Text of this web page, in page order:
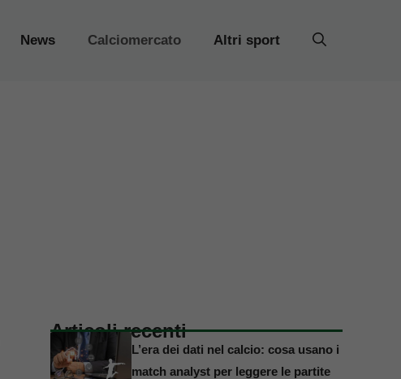
News Calciomercato Altri sport
Articoli recenti
L’era dei dati nel calcio: cosa usano i
match analyst per leggere le partite